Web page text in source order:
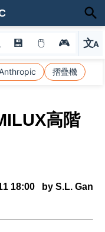
💾 🖱 🎮 文A
選
摺疊機
高階
18:00 by S.L. Gan